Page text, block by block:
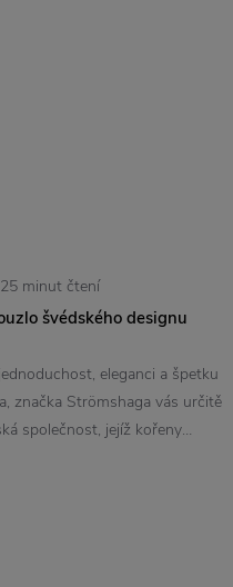
25 minut čtení
švédského designu
eleganci a špetku
značka Strömshaga vás určitě
společnost, jejíž kořeny…